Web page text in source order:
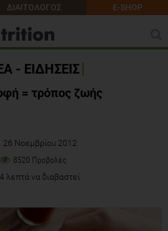
ΔΙΑΙΤΟΛΟΓΟΣ E-SHOP
- ΕΙΔΗΣΕΙΣ
= τρόπος ζωής
26 Νοεμβρίου 2012
8520 Προβολές
4 λεπτά να διαβαστεί